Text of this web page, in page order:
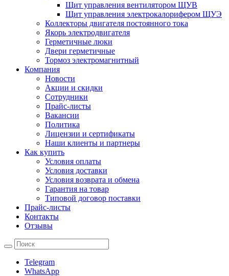
Щит управления вентилятором ЩУВ
Щит управления электрокалорифером ЩУЭ
Коллекторы двигателя постоянного тока
Якорь электродвигателя
Герметичные люки
Двери герметичные
Тормоз электромагнитный
Компания
Новости
Акции и скидки
Сотрудники
Прайс-листы
Вакансии
Политика
Лицензии и сертификаты
Наши клиенты и партнеры
Как купить
Условия оплаты
Условия доставки
Условия возврата и обмена
Гарантия на товар
Типовой договор поставки
Прайс-листы
Контакты
Отзывы
Telegram
WhatsApp